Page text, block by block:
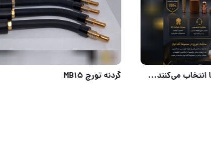
کیفیت برش را با الکترود و نازل CB150 برند BLACK WOLF تجربه کنید کیفیتی که حرفه‌ای‌ها انتخاب می‌کنند...